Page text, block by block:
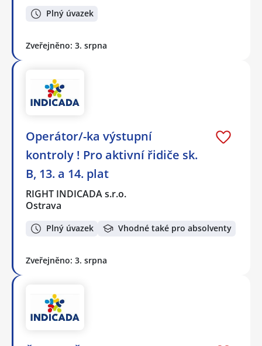
Plný úvazek
Zveřejněno: 3. srpna
Operátor/-ka výstupní
kontroly ! Pro aktivní řidiče sk.
B, 13. a 14. plat
RIGHT INDICADA s.r.o.
Ostrava
Plný úvazek Vhodné také pro absolventy
Zveřejněno: 3. srpna